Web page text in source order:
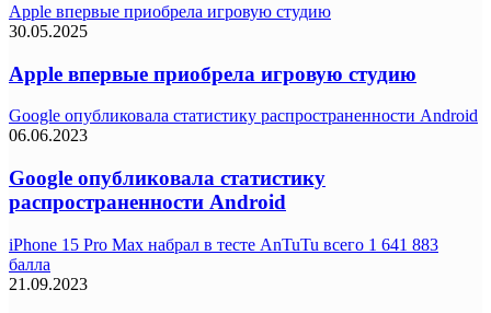
Apple впервые приобрела игровую студию
30.05.2025
Apple впервые приобрела игровую студию
Google опубликовала статистику распространенности Android
06.06.2023
Google опубликовала статистику
распространенности Android
iPhone 15 Pro Max набрал в тесте AnTuTu всего 1 641 883
балла
21.09.2023